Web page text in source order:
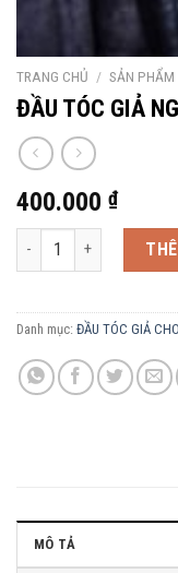
TRANG CHỦ / SẢN PHẨM
ĐẦU TÓC GIẢ
400.000 ₫
ĐẦU TÓC GIẢ NGẮN
Danh mục: ĐẦU TÓC GIẢ
MÔ TẢ